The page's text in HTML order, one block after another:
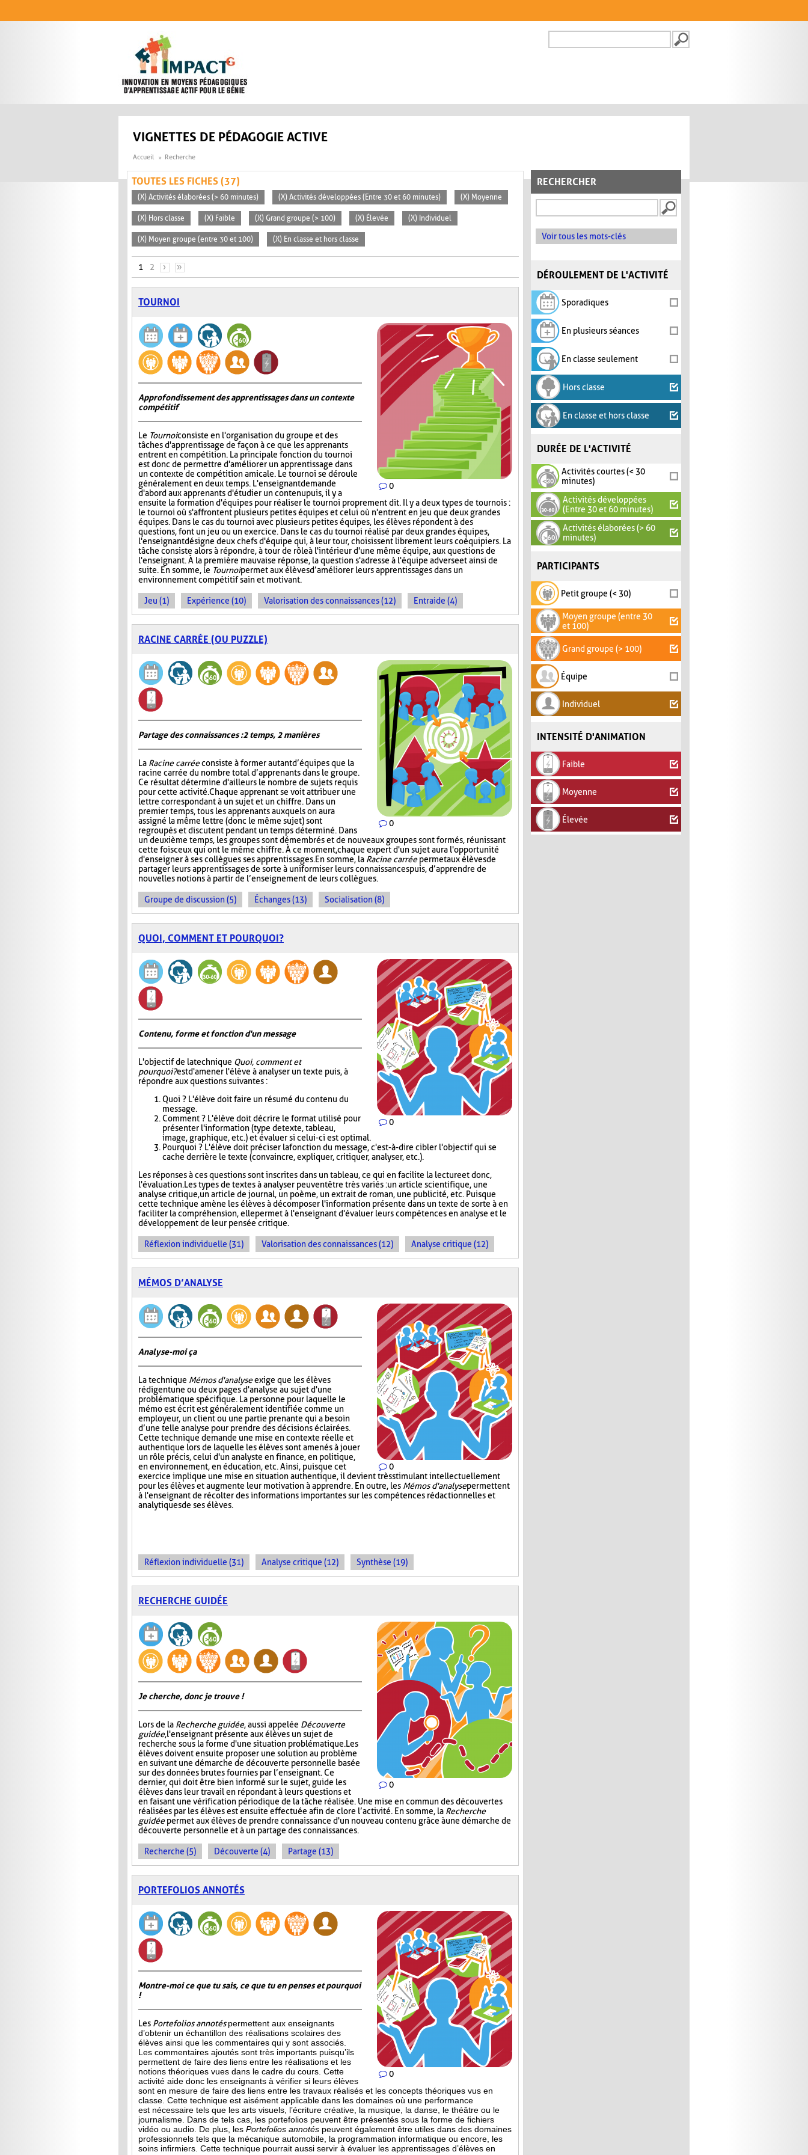
FORMULAIRE DE
VIGNETTES DE PÉDAGOGIE ACTIVE
Accueil Recherche
RECHERCHER
Voir tous les mots-clés
DÉROULEMENT DE L'ACTIVITÉ
Sporadiques
En plusieurs séances
En classe seulement
Hors classe
En classe et hors classe
DURÉE DE L'ACTIVITÉ
Activités courtes (< 30
minutes)
Activités développées
(Entre 30 et 60 minutes)
Activités élaborées (> 60
minutes)
PARTICIPANTS
Petit groupe (< 30)
Moyen groupe (entre 30
et 100)
Grand groupe (> 100)
Équipe
Individuel
INTENSITÉ D'ANIMATION
Faible
Moyenne
Élevée
TOUTES LES FICHES (37)
(X) Activités élaborées (> 60 minutes) (X) Activités développées (Entre 30 et 60 minutes) (X) Moyenne
(X) Hors classe (X) Faible (X) Grand groupe (> 100) (X) Élevée (X) Individuel
(X) Moyen groupe (entre 30 et 100) (X) En classe et hors classe
PAGES
1 2 › »
TOURNOI
0
Approfondissement des apprentissages dans un contexte
compétitif
Le Tournoiconsiste en l'organisation du groupe et des
tâches d'apprentissage de façon à ce que les apprenants
entrent en compétition. La principale fonction du tournoi
est donc de permettre d'améliorer un apprentissage dans
un contexte de compétition amicale. Le tournoi se déroule
généralement en deux temps. L'enseignant demande
d'abord aux apprenants d'étudier un contenu puis, il y a
ensuite la formation d'équipes pour réaliser le tournoi proprement dit. Il y a deux types de tournois :
le tournoi où s'affrontent plusieurs petites équipes et celui où n'entrent en jeu que deux grandes
équipes. Dans le cas du tournoi avec plusieurs petites équipes, les élèves répondent à des
questions, font un jeu ou un exercice. Dans le cas du tournoi réalisé par deux grandes équipes,
l'enseignant désigne deux chefs d'équipe qui, à leur tour, choisissent librement leurs coéquipiers. La
tâche consiste alors à répondre, à tour de rôle à l'intérieur d'une même équipe, aux questions de
l'enseignant. À la première mauvaise réponse, la question s'adresse à l'équipe adverse et ainsi de
suite. En somme, le Tournoipermet aux élèves d’améliorer leurs apprentissages dans un
environnement compétitif sain et motivant.
Jeu (1) Expérience (10) Valorisation des connaissances (12) Entraide (4)
RACINE CARRÉE (OU PUZZLE)
0
Partage des connaissances : 2 temps, 2 manières
La Racine carréeconsiste à former autant d’équipes que la
racine carrée du nombre total d’apprenants dans le groupe.
Ce résultat détermine d'ailleurs le nombre de sujets requis
pour cette activité. Chaque apprenant se voit attribuer une
lettre correspondant à un sujet et un chiffre. Dans un
premier temps, tous les apprenants auxquels on aura
assigné la même lettre (donc le même sujet) sont
regroupés et discutent pendant un temps déterminé. Dans
un deuxième temps, les groupes sont démembrés et de nouveaux groupes sont formés, réunissant
cette fois ceux qui ont le même chiffre. À ce moment, chaque expert d'un sujet aura l'opportunité
d'enseigner à ses collègues ses apprentissages. En somme, la Racine carréepermet aux élèves de
partager leurs apprentissages de sorte à uniformiser leurs connaissances puis, d’apprendre de
nouvelles notions à partir de l’enseignement de leurs collègues.
Groupe de discussion (5) Échanges (13) Socialisation (8)
QUOI, COMMENT ET POURQUOI?
0
Contenu, forme et fonction d'un message
L'objectif de la technique Quoi, comment et
pourquoi?est d'amener l'élève à analyser un texte puis, à
répondre aux questions suivantes :
Quoi ? L'élève doit faire un résumé du contenu du
message.
Comment ? L'élève doit décrire le format utilisé pour
présenter l'information (type de texte, tableau,
image, graphique, etc.) et évaluer si celui-ci est optimal.
Pourquoi ? L'élève doit préciser la fonction du message, c'est-à-dire cibler l'objectif qui se
cache derrière le texte (convaincre, expliquer, critiquer, analyser, etc.).
Les réponses à ces questions sont inscrites dans un tableau, ce qui en facilite la lecture et donc,
l'évaluation. Les types de textes à analyser peuvent être très variés : un article scientifique, une
analyse critique, un article de journal, un poème, un extrait de roman, une publicité, etc. Puisque
cette technique amène les élèves à décomposer l'information présente dans un texte de sorte à en
faciliter la compréhension, elle permet à l'enseignant d'évaluer leurs compétences en analyse et le
développement de leur pensée critique.
Réflexion individuelle (31) Valorisation des connaissances (12) Analyse critique (12)
MÉMOS D’ANALYSE
0
Analyse-moi ça
La technique Mémos d'analyseexige que les élèves
rédigent une ou deux pages d'analyse au sujet d'une
problématique spécifique. La personne pour laquelle le
mémo est écrit est généralement identifiée comme un
employeur, un client ou une partie prenante qui a besoin
d’une telle analyse pour prendre des décisions éclairées.
Cette technique demande une mise en contexte réelle et
authentique lors de laquelle les élèves sont amenés à jouer
un rôle précis, celui d'un analyste en finance, en politique,
en environnement, en éducation, etc. Ainsi, puisque cet
exercice implique une mise en situation authentique, il devient très stimulant intellectuellement
pour les élèves et augmente leur motivation à apprendre. En outre, les Mémos d'analysepermettent
à l'enseignant de récolter des informations importantes sur les compétences rédactionnelles et
analytiques de ses élèves.
Réflexion individuelle (31) Analyse critique (12) Synthèse (19)
RECHERCHE GUIDÉE
0
Je cherche, donc je trouve !
Lors de la Recherche guidée, aussi appelée Découverte
guidée, l'enseignant présente aux élèves un sujet de
recherche sous la forme d'une situation problématique. Les
élèves doivent ensuite proposer une solution au problème
en suivant une démarche de découverte personnelle basée
sur des données brutes fournies par l’enseignant. Ce
dernier, qui doit être bien informé sur le sujet, guide les
élèves dans leur travail en répondant à leurs questions et
en faisant une vérification périodique de la tâche réalisée. Une mise en commun des découvertes
réalisées par les élèves est ensuite effectuée afin de clore l’activité. En somme, la Recherche
guidéepermet aux élèves de prendre connaissance d'un nouveau contenu grâce à une démarche de
découverte personnelle et à un partage des connaissances.
Recherche (5) Découverte (4) Partage (13)
PORTEFOLIOS ANNOTÉS
0
Montre-moi ce que tu sais, ce que tu en penses et pourquoi
!
Les Portefolios annotés permettent aux enseignants
d’obtenir un échantillon des réalisations scolaires des
élèves ainsi que les commentaires qui y sont associés.
Les commentaires ajoutés sont très importants puisqu’ils
permettent de faire des liens entre les réalisations et les
notions théoriques vues dans le cadre du cours. Cette
activité aide donc les enseignants à vérifier si leurs élèves
sont en mesure de faire des liens entre les travaux réalisés et les concepts théoriques vus en
classe. Cette technique est aisément applicable dans les domaines où une performance
est nécessaire tels que les arts visuels, l’écriture créative, la musique, la danse, le théâtre ou le
journalisme. Dans de tels cas, les portefolios peuvent être présentés sous la forme de fichiers
vidéo ou audio. De plus, les Portefolios annotés peuvent également être utiles dans des domaines
professionnels tels que la mécanique automobile, la programmation informatique ou encore, les
soins infirmiers. Cette technique pourrait aussi servir à évaluer les apprentissages d’élèves en